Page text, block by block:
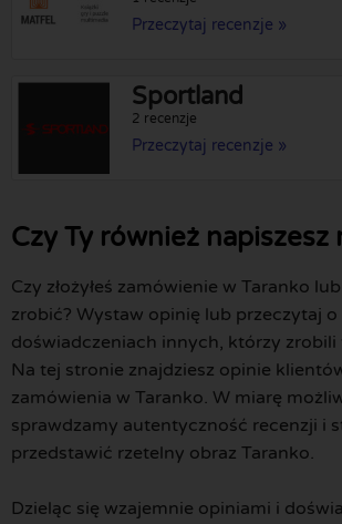
Przeczytaj recenzje »
Sportland
2 recenzje
Przeczytaj recenzje »
Czy Ty również napiszesz
Czy złożyłeś zamówienie w Taranko
zrobić? Wystaw opinię lub przeczytaj o
doświadczeniach innych, którzy zrobili
Na tej stronie znajdziesz opinie
zamówienia w Taranko. W miarę
sprawdzamy autentyczność recenzji i
przedstawić rzetelny obraz Taranko.
Dzieląc się wzajemnie opiniami i